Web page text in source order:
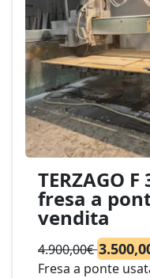
TERZAGO
fresa a
vendita
4.900,00€
Fresa a ponte